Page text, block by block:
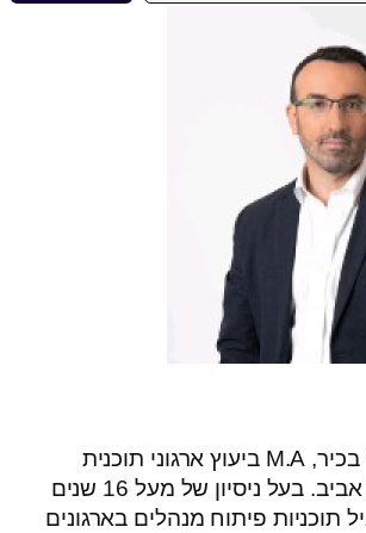
יועץ ומאמן ארגוני בכיר, M.A ביעוץ ארגוני תוכנית
המנהלים אונ' תל אביב. בעל ניסיון של מעל 16 שנים
תוכניות פיתוח מנהלים בארגונים